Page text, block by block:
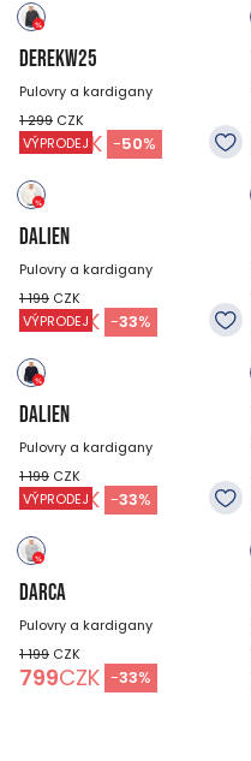
DEREKW25
Pulovry a kardigany
1 299 CZK
649CZK -50%
VÝPRODEJ
DALIEN
Pulovry a kardigany
1 199 CZK
799CZK -33%
VÝPRODEJ
DALIEN
Pulovry a kardigany
1 199 CZK
799CZK -33%
VÝPRODEJ
DARCA
Pulovry a kardigany
1 199 CZK
799CZK -33%